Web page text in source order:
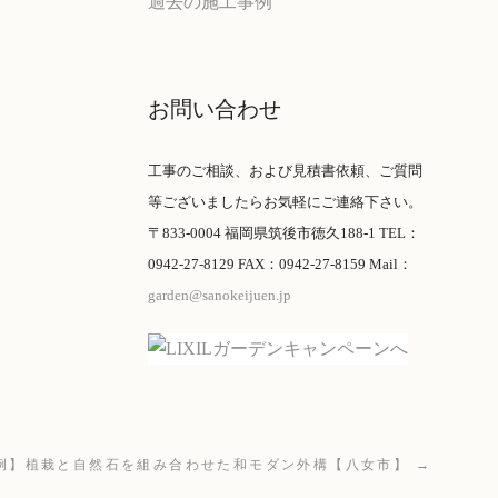
お問い合わせ
工事のご相談、および見積書依頼、ご質問
等ございましたらお気軽にご連絡下さい。
〒833-0004 福岡県筑後市徳久188-1 TEL：
0942-27-8129 FAX：0942-27-8159 Mail：
garden@sanokeijuen.jp
】植栽と自然石を組み合わせた和モダン外構【八女市】 →